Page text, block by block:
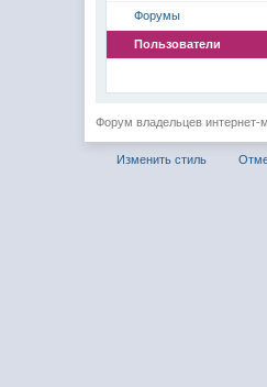
Форумы
Пользователи
Форум владельцев интернет-
Изменить стиль